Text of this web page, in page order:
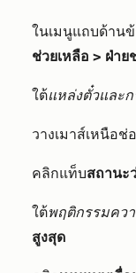
ในเมนูแถบด้าน
ช่วยเหลือ > ฝ่าย
ใต้แหล่งตั๋วและ
วางเมาส์เหนือ
คลิกแท็บสถานะ
ใต้พฤติกรรมคว
สูงสุด